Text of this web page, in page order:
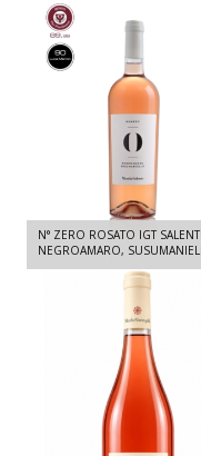
N° ZERO ROSATO IGT
NEGROAMARO,